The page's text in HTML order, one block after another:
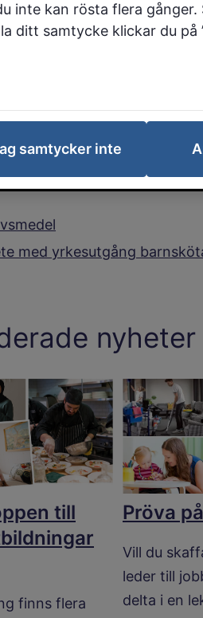
arbete
utbildningarna;
med yrkesutgång
nyheter
till
finns flera
Pröva
Vill du
leder till
delta i en
inte kan rösta flera
ditt samtycke klickar du på
samtycker inte